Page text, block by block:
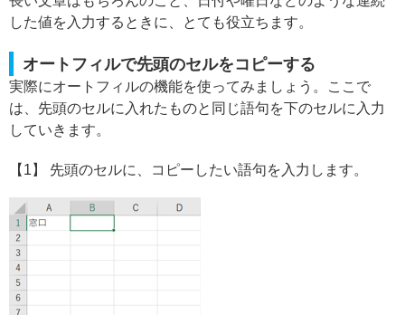
した値を入力するときに、とても役立ちます。
オートフィルで先頭のセルをコピーする
実際にオートフィルの機能を使ってみましょう。ここで
は、先頭のセルに入れたものと同じ語句を下のセルに入力
していきます。
【1】 先頭のセルに、コピーしたい語句を入力します。